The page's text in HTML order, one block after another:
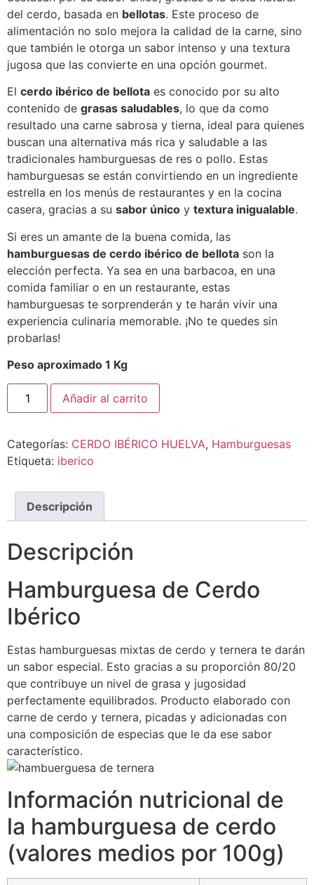
del cerdo, basada en bellotas. Este proceso de
alimentación no solo mejora la calidad de la carne, sino
que también le otorga un sabor intenso y una textura
jugosa que las convierte en una opción gourmet.
El cerdo ibérico de bellota es conocido por su alto
contenido de grasas saludables, lo que da como
resultado una carne sabrosa y tierna, ideal para quienes
buscan una alternativa más rica y saludable a las
tradicionales hamburguesas de res o pollo. Estas
hamburguesas se están convirtiendo en un ingrediente
estrella en los menús de restaurantes y en la cocina
casera, gracias a su sabor único y textura inigualable.
Si eres un amante de la buena comida, las
hamburguesas de cerdo ibérico de bellota son la
elección perfecta. Ya sea en una barbacoa, en una
comida familiar o en un restaurante, estas
hamburguesas te sorprenderán y te harán vivir una
experiencia culinaria memorable. ¡No te quedes sin
probarlas!
Peso aproximado 1 Kg
Añadir al carrito
Categorías: CERDO IBÉRICO HUELVA, Hamburguesas
Etiqueta: iberico
Descripción
Descripción
Hamburguesa de Cerdo
Ibérico
Estas hamburguesas mixtas de cerdo y ternera te darán
un sabor especial. Esto gracias a su proporción 80/20
que contribuye un nivel de grasa y jugosidad
perfectamente equilibrados. Producto elaborado con
carne de cerdo y ternera, picadas y adicionadas con
una composición de especias que le da ese sabor
característico.
Información nutricional de
la hamburguesa de cerdo
(valores medios por 100g)